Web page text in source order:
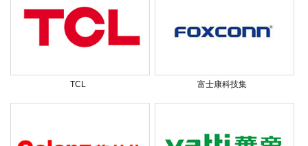
TCL 富士康科技集